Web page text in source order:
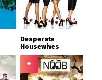
Desperate
Housewives
+